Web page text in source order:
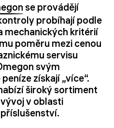
se provádějí
probíhají podle
mechanických kritérií
poměru mezi cenou
servisu
svým
získají „více“.
široký sortiment
v oblasti